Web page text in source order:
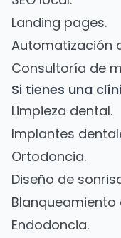
Landing pages.
Automatización
Consultoría de
Si tienes una
Limpieza dental.
Implantes
Ortodoncia.
Diseño de
Blanqueamiento
Endodoncia.